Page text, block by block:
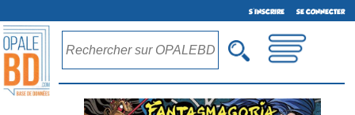
S'INSCRIRE SE CONNECTER